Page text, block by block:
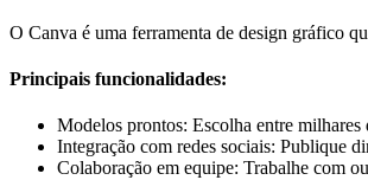
O Canva é uma ferramenta de design gráfico
Principais funcionalidades:
Modelos prontos: Escolha entre milhares
Integração com redes sociais: Publique
Colaboração em equipe: Trabalhe com